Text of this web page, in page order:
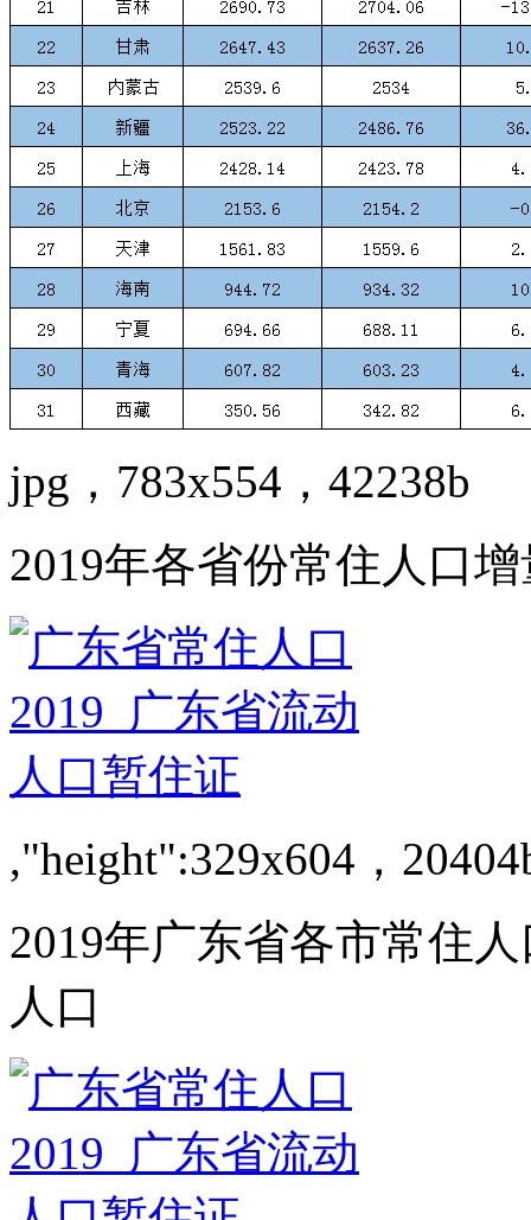
jpg，783x554，42238b
2019年各省份常住人口
,"height":329x604，
2019年广东省各市常住
人口